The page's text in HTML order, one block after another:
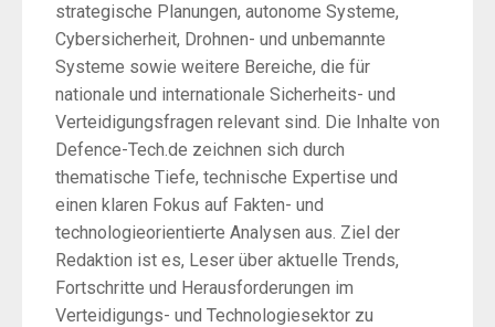
strategische Planungen, autonome Systeme,
Cybersicherheit, Drohnen- und unbemannte
Systeme sowie weitere Bereiche, die für
nationale und internationale Sicherheits- und
Verteidigungsfragen relevant sind. Die Inhalte von
Defence-Tech.de zeichnen sich durch
thematische Tiefe, technische Expertise und
einen klaren Fokus auf Fakten- und
technologieorientierte Analysen aus. Ziel der
Redaktion ist es, Leser über aktuelle Trends,
Fortschritte und Herausforderungen im
Verteidigungs- und Technologiesektor zu